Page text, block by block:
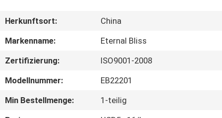
ÜBER
FABRIK-
AUSFLUG
Herkunftsort:
China
Markenname:
Eternal Bliss
Zertifizierung:
ISO9001-2008
Modellnummer:
EB22201
Min Bestellmenge:
1-teilig